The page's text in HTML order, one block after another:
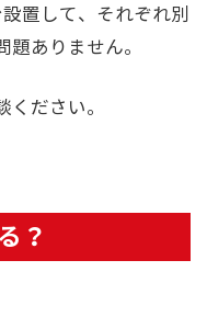
置して、それぞれ別
ありません。
ださい。
？